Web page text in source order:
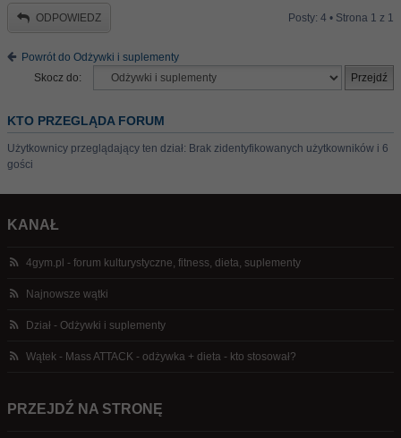
ODPOWIEDZ Posty: 4 • Strona 1 z 1
Powrót do Odżywki i suplementy
Skocz do:
KTO PRZEGLĄDA FORUM
Użytkownicy przeglądający ten dział: Brak zidentyfikowanych użytkowników i 6
gości
KANAŁ
4gym.pl - forum kulturystyczne, fitness, dieta, suplementy
Najnowsze wątki
Dział - Odżywki i suplementy
Wątek - Mass ATTACK - odżywka + dieta - kto stosował?
PRZEJDŹ NA STRONĘ